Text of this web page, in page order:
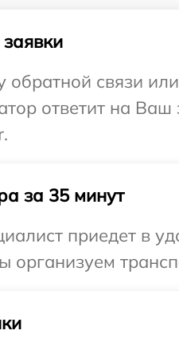
связи
ответит на
за 35 минут
приедет в
организуем